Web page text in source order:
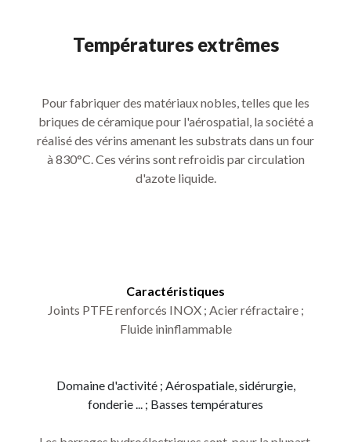
Températures extrêmes
Pour fabriquer des matériaux nobles, telles que les
briques de céramique pour l'aérospatial, la société a
réalisé des vérins amenant les substrats dans un four
à 830°C. Ces vérins sont refroidis par circulation
d'azote liquide.
Caractéristiques
Joints PTFE renforcés INOX ; Acier réfractaire ;
Fluide ininflammable
Domaine d'activité ; Aérospatiale, sidérurgie,
fonderie ... ; Basses températures